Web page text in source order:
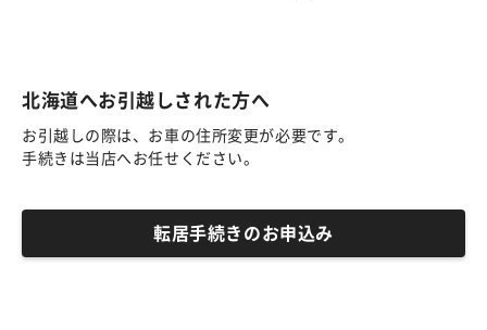
北海道へお引越しされた方へ
お引越しの際は、お車の住所変更が必要です。
手続きは当店へお任せください。
転居手続きのお申込み